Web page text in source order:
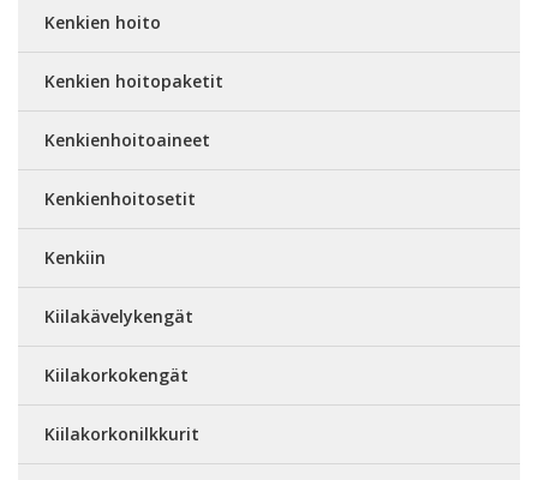
Kenkien hoito
Kenkien hoitopaketit
Kenkienhoitoaineet
Kenkienhoitosetit
Kenkiin
Kiilakävelykengät
Kiilakorkokengät
Kiilakorkonilkkurit